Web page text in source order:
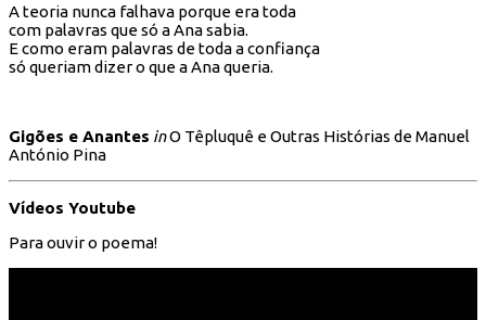
A teoria nunca falhava porque era toda
com palavras que só a Ana sabia.
E como eram palavras de toda a confiança
só queriam dizer o que a Ana queria.
Gigões e Anantes inO Têpluquê e Outras Histórias de Manuel
António Pina
Vídeos Youtube
Para ouvir o poema!